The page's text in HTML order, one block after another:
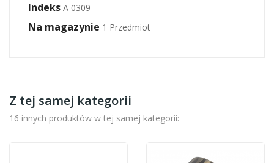
Indeks A 0309
Na magazynie 1 Przedmiot
Z tej samej kategorii
16 innych produktów w tej samej kategorii: